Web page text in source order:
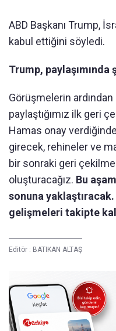
ABD Başkanı Trump,
kabul ettiğini söyledi.
Trump,
Görüşmelerin
paylaştığımız ilk geri
Hamas onay
girecek, rehineler ve
bir sonraki geri çekilme
oluşturacağız. Bu
sonuna
gelişmeleri takipte
Editör : BATIKAN ALTAŞ